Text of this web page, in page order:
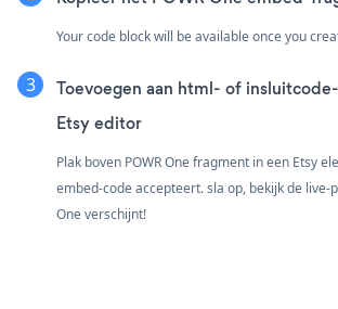
Your code block will be available once you
Toevoegen aan html- of
Etsy editor
Plak boven POWR One fragment in een Etsy
embed-code accepteert. sla op, bekijk de live-
One verschijnt!